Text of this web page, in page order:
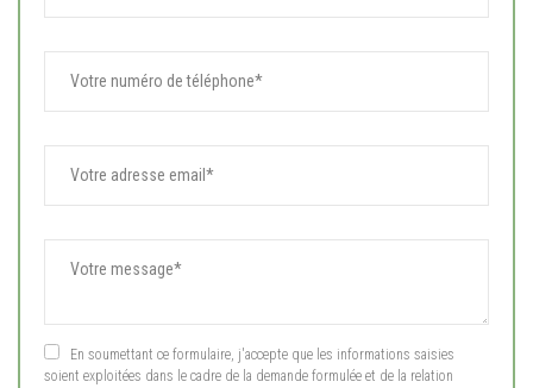
En soumettant ce formulaire, j'accepte que les informations saisies
soient exploitées dans le cadre de la demande formulée et de la relation